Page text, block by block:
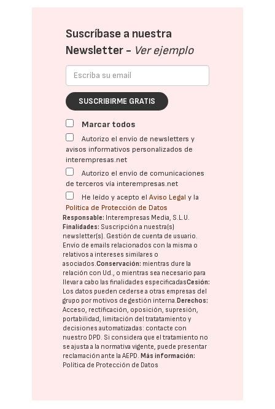
Suscríbase a nuestra
Newsletter - Ver ejemplo
SUSCRIBIRME GRATIS
Marcar todos
Autorizo el envío de newsletters y
avisos informativos personalizados de
interempresas.net
Autorizo el envío de comunicaciones
de terceros vía interempresas.net
He leído y acepto elAviso Legal y la
Política de Protección de Datos
Responsable: Interempresas Media, S.L.U.
Finalidades: Suscripción a nuestra(s)
newsletter(s). Gestión de cuenta de usuario.
Envío de emails relacionados con la misma o
relativos a intereses similares o
asociados.Conservación: mientras dure la
relación con Ud., o mientras sea necesario para
llevar a cabo las finalidades especificadasCesión:
Los datos pueden cederse a otras empresas del
grupo por motivos de gestión interna.Derechos:
Acceso, rectificación, oposición, supresión,
portabilidad, limitación del tratatamiento y
decisiones automatizadas: contacte con
nuestro DPD. Si considera que el tratamiento no
se ajusta a la normativa vigente, puede presentar
reclamación ante laAEPD.Más información:
Política de Protección de Datos